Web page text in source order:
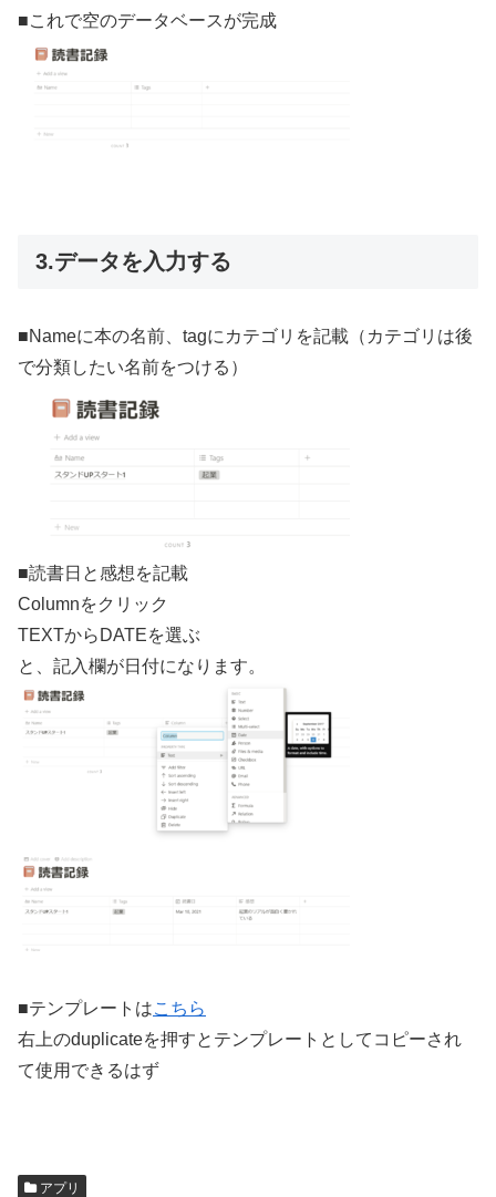
■これで空のデータベースが完成
3.データを入力する
■Nameに本の名前、tagにカテゴリを記載（カテゴリは後
で分類したい名前をつける）
■読書日と感想を記載
Columnをクリック
TEXTからDATEを選ぶ
と、記入欄が日付になります。
■テンプレートはこちら
右上のduplicateを押すとテンプレートとしてコピーされ
て使用できるはず
アプリ